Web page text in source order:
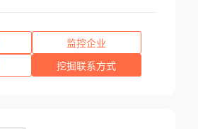
监控企业
挖掘联系方式